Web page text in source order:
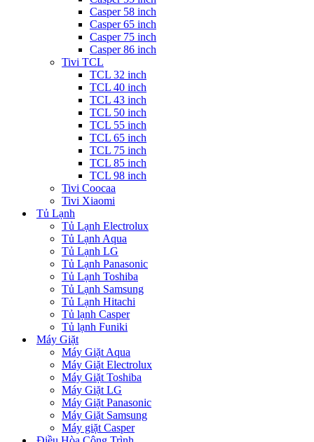
Casper 58 inch
Casper 65 inch
Casper 75 inch
Casper 86 inch
Tivi TCL
TCL 32 inch
TCL 40 inch
TCL 43 inch
TCL 50 inch
TCL 55 inch
TCL 65 inch
TCL 75 inch
TCL 85 inch
TCL 98 inch
Tivi Coocaa
Tivi Xiaomi
Tủ Lạnh
Tủ Lạnh Electrolux
Tủ Lạnh Aqua
Tủ Lạnh LG
Tủ Lạnh Panasonic
Tủ Lạnh Toshiba
Tủ Lạnh Samsung
Tủ Lạnh Hitachi
Tủ lạnh Casper
Tủ lạnh Funiki
Máy Giặt
Máy Giặt Aqua
Máy Giặt Electrolux
Máy Giặt Toshiba
Máy Giặt LG
Máy Giặt Panasonic
Máy Giặt Samsung
Máy giặt Casper